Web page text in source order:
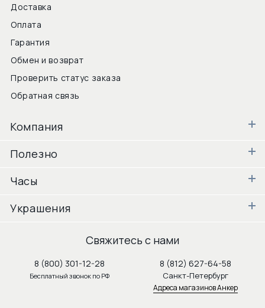
Доставка
Оплата
Гарантия
Обмен и возврат
Проверить статус заказа
Обратная связь
Компания
Полезно
Часы
Украшения
Свяжитесь с нами
8 (800) 301-12-28
Бесплатный звонок по РФ
8 (812) 627-64-58
Санкт-Петербург
Адреса магазинов Анкер